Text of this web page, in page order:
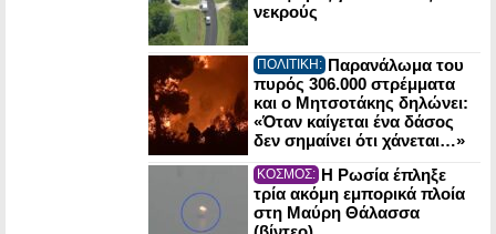
νεκρούς
ΠΟΛΙΤΙΚΗ: Παρανάλωμα του
πυρός 306.000 στρέμματα
και ο Μητσοτάκης δηλώνει:
«Όταν καίγεται ένα δάσος
δεν σημαίνει ότι χάνεται…»
ΚΟΣΜΟΣ: Η Ρωσία έπληξε
τρία ακόμη εμπορικά πλοία
στη Μαύρη Θάλασσα